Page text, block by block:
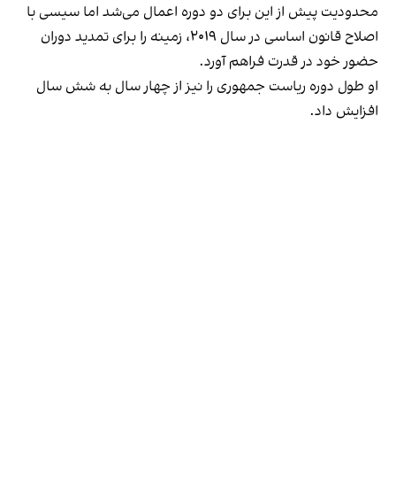
محدودیت پیش از این برای دو دوره اعمال می‌شد اما سیسی با
اصلاح قانون اساسی در سال ۲۰۱۹، زمینه را برای تمدید دوران
حضور خود در قدرت فراهم آورد.
او طول دوره ریاست جمهوری را نیز از چهار سال به شش سال
افزایش داد.